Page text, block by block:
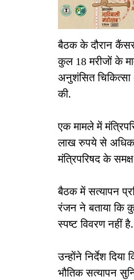
बैठक के दौरान
कुल 18 मरीजों के
अनुशंसित चिकित्सा
की.
एक मामले में
लाख रुपये से
मंत्रिपरिषद के
बैठक में सत्यापन
रंजन ने बताया कि
स्पष्ट विवरण नहीं है.
उन्होंने निर्देश
भौतिक सत्यापन